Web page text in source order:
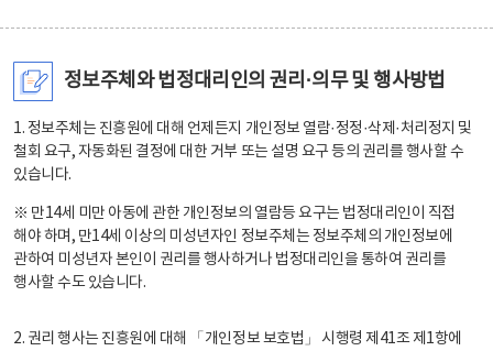
정보주체와 법정대리인의 권리·의무 및 행사방법
1. 정보주체는 진흥원에 대해 언제든지 개인정보 열람·정정·삭제·처리정지 및
철회 요구, 자동화된 결정에 대한 거부 또는 설명 요구 등의 권리를 행사할 수
있습니다.
※ 만14세 미만 아동에 관한 개인정보의 열람등 요구는 법정대리인이 직접
해야 하며, 만14세 이상의 미성년자인 정보주체는 정보주체의 개인정보에
관하여 미성년자 본인이 권리를 행사하거나 법정대리인을 통하여 권리를
행사할 수도 있습니다.
2. 권리 행사는 진흥원에 대해 「개인정보 보호법」 시행령 제41조 제1항에